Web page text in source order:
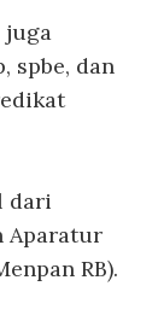
juga
spbe, dan
dari
Aparatur
RB).